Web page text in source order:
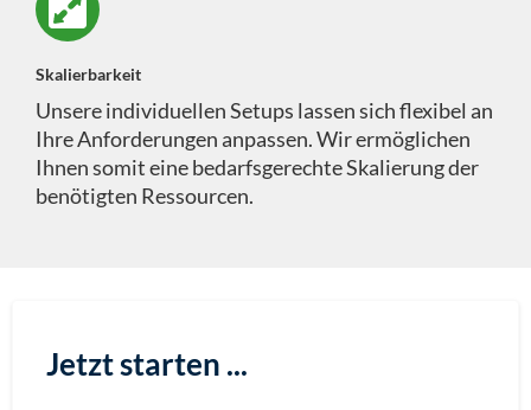
Skalierbarkeit
Unsere individuellen Setups lassen sich flexibel an
Ihre Anforderungen anpassen. Wir ermöglichen
Ihnen somit eine bedarfsgerechte Skalierung der
benötigten Ressourcen.
Jetzt starten ...